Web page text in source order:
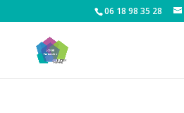
06 18 98 35 28